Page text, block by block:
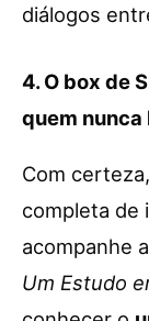
diálogos
4. O box de
quem nunca
Com
completa de
acompanhe
Um Estudo